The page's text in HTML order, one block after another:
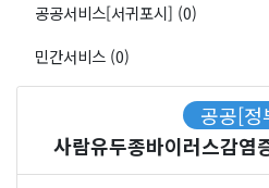
공공서비스[서귀포시] (0)
민간서비스 (0)
공공[정
사람유두종바이러스감염